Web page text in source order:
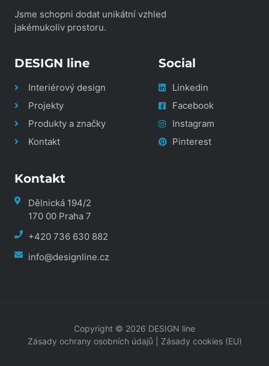
Jsme schopni dodat unikátní vzhled
jakémukoliv prostoru.
DESIGN line
Interiérový design
Projekty
Produkty a značky
Kontakt
Social
Linkedin
Facebook
Instagram
Pinterest
Kontakt
Dělnická 194/2
170 00 Praha 7
+420 736 630 882
info@designline.cz
Copyright © 2026 DESIGN line
Zásady ochrany osobních údajů
Zásady cookies (EU)